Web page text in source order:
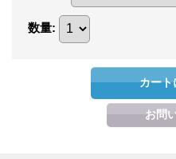
数量: